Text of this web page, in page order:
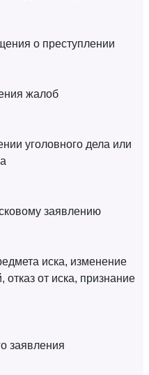
о преступлении
жалоб
уголовного дела или
заявлению
иска, изменение
от иска, признание
заявления